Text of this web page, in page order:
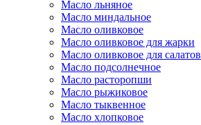
Масло льняное
Масло миндальное
Масло оливковое
Масло оливковое для жарки
Масло оливковое для салатов
Масло подсолнечное
Масло расторопши
Масло рыжиковое
Масло тыквенное
Масло хлопковое